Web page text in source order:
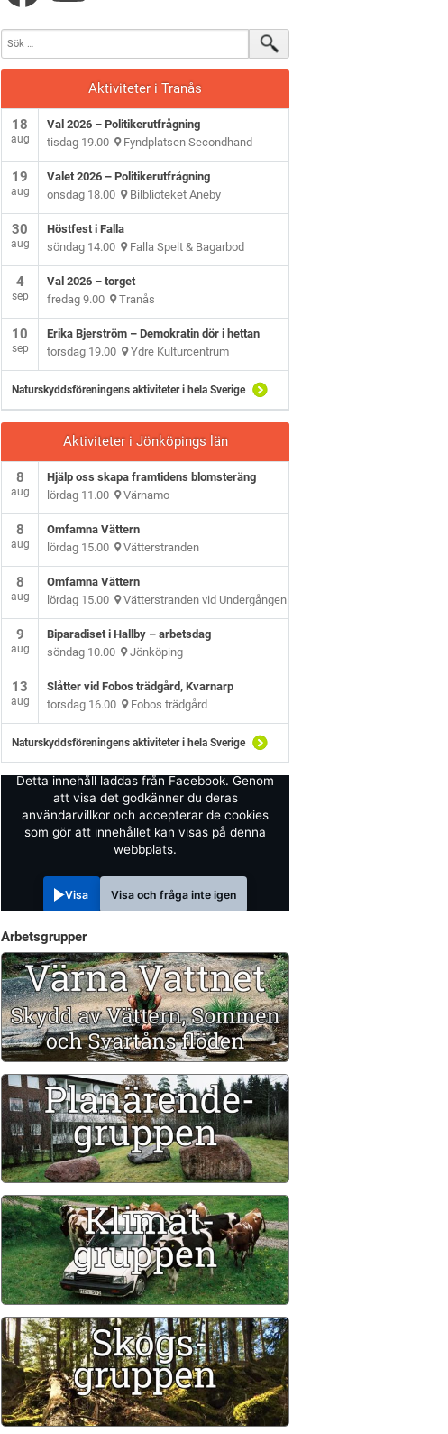
Aktiviteter i Tranås
18
aug
Val 2026 – Politikerutfrågning
tisdag 19.00 Fyndplatsen Secondhand
19
aug
Valet 2026 – Politikerutfrågning
onsdag 18.00 Bilblioteket Aneby
30
aug
Höstfest i Falla
söndag 14.00 Falla Spelt & Bagarbod
4
sep
Val 2026 – torget
fredag 9.00 Tranås
10
sep
Erika Bjerström – Demokratin dör i hettan
torsdag 19.00 Ydre Kulturcentrum
Naturskyddsföreningens aktiviteter i hela Sverige
Aktiviteter i Jönköpings län
8
aug
Hjälp oss skapa framtidens blomsteräng
lördag 11.00 Värnamo
8
aug
Omfamna Vättern
lördag 15.00 Vätterstranden
8
aug
Omfamna Vättern
lördag 15.00 Vätterstranden vid Undergången
9
aug
Biparadiset i Hallby – arbetsdag
söndag 10.00 Jönköping
13
aug
Slåtter vid Fobos trädgård, Kvarnarp
torsdag 16.00 Fobos trädgård
Naturskyddsföreningens aktiviteter i hela Sverige
Detta innehåll laddas från Facebook. Genom
att visa det godkänner du deras
användarvillkor och accepterar de cookies
som gör att innehållet kan visas på denna
webbplats.
Visa Visa och fråga inte igen
Arbetsgrupper